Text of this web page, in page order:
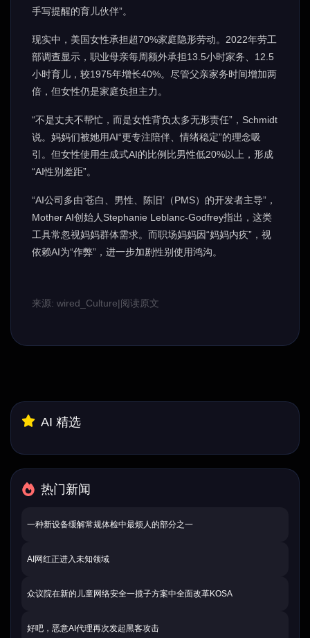
手写提醒的育儿伙伴”。
现实中，美国女性承担超70%家庭隐形劳动。2022年劳工
部调查显示，职业母亲每周额外承担13.5小时家务、12.5
小时育儿，较1975年增长40%。尽管父亲家务时间增加两
倍，但女性仍是家庭负担主力。
“不是丈夫不帮忙，而是女性背负太多无形责任”，Schmidt
说。妈妈们被她用AI“更专注陪伴、情绪稳定”的理念吸
引。但女性使用生成式AI的比例比男性低20%以上，形成
“AI性别差距”。
“AI公司多由‘苍白、男性、陈旧’（PMS）的开发者主导”，
Mother AI创始人Stephanie Leblanc-Godfrey指出，这类
工具常忽视妈妈群体需求。而职场妈妈因“妈妈内疚”，视
依赖AI为“作弊”，进一步加剧性别使用鸿沟。
来源: wired_Culture|阅读原文
AI 精选
热门新闻
一种新设备缓解常规体检中最烦人的部分之一
AI网红正进入未知领域
众议院在新的儿童网络安全一揽子方案中全面改革KOSA
好吧，恶意AI代理再次发起黑客攻击